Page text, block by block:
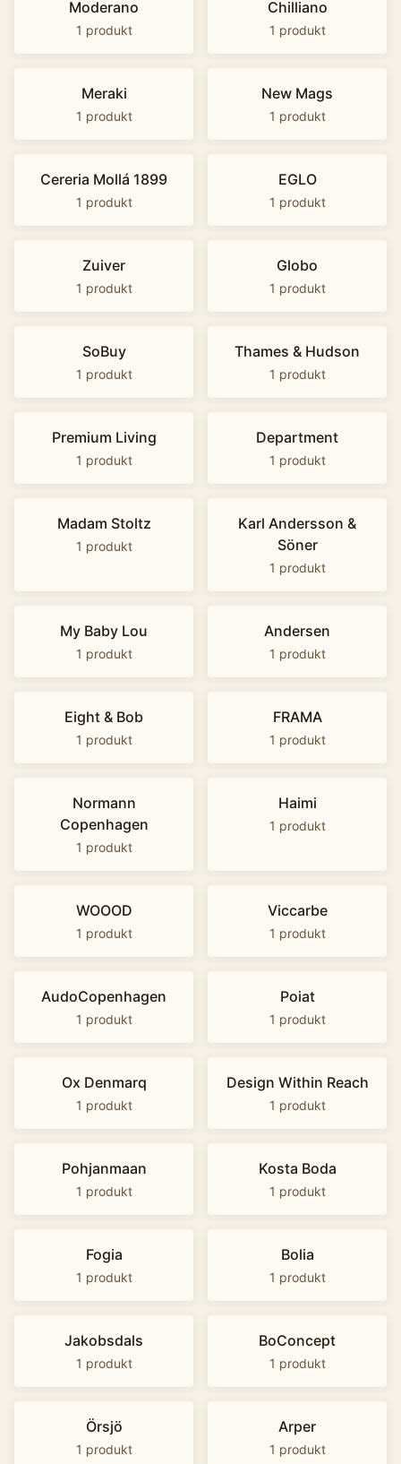
Moderano
1 produkt
Chilliano
1 produkt
Meraki
1 produkt
New Mags
1 produkt
Cereria Mollá 1899
1 produkt
EGLO
1 produkt
Zuiver
1 produkt
Globo
1 produkt
SoBuy
1 produkt
Thames & Hudson
1 produkt
Premium Living
1 produkt
Department
1 produkt
Madam Stoltz
1 produkt
Karl Andersson &
Söner
1 produkt
My Baby Lou
1 produkt
Andersen
1 produkt
Eight & Bob
1 produkt
FRAMA
1 produkt
Normann
Copenhagen
1 produkt
Haimi
1 produkt
WOOOD
1 produkt
Viccarbe
1 produkt
AudoCopenhagen
1 produkt
Poiat
1 produkt
Ox Denmarq
1 produkt
Design Within Reach
1 produkt
Pohjanmaan
1 produkt
Kosta Boda
1 produkt
Fogia
1 produkt
Bolia
1 produkt
Jakobsdals
1 produkt
BoConcept
1 produkt
Örsjö
1 produkt
Arper
1 produkt